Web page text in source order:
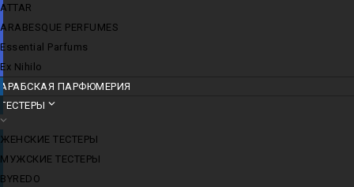
ATTAR
ARABESQUE PERFUMES
Essential Parfums
Ex Nihilo
АРАБСКАЯ ПАРФЮМЕРИЯ
ТЕСТЕРЫ
ЖЕНСКИЕ ТЕСТЕРЫ
МУЖСКИЕ ТЕСТЕРЫ
BYREDO